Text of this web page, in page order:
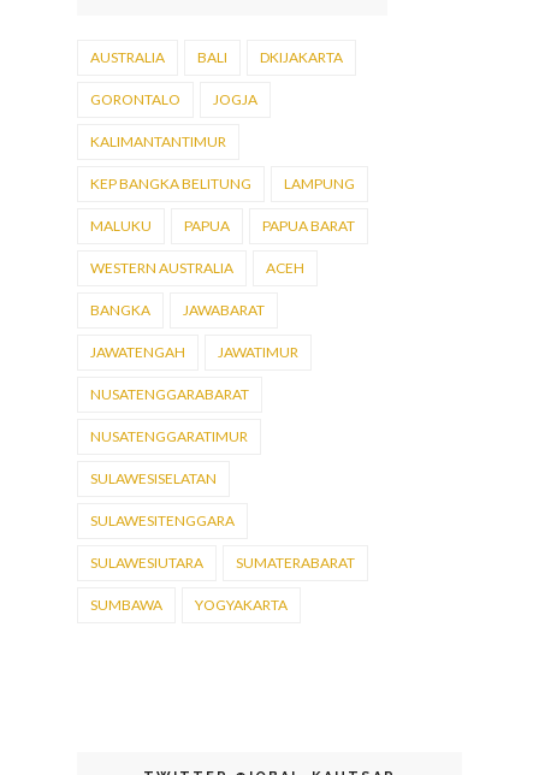
AUSTRALIA BALI DKIJAKARTA
GORONTALO JOGJA
KALIMANTANTIMUR
KEP BANGKA BELITUNG LAMPUNG
MALUKU PAPUA PAPUA BARAT
WESTERN AUSTRALIA ACEH
BANGKA JAWABARAT
JAWATENGAH JAWATIMUR
NUSATENGGARABARAT
NUSATENGGARATIMUR
SULAWESISELATAN
SULAWESITENGGARA
SULAWESIUTARA SUMATERABARAT
SUMBAWA YOGYAKARTA